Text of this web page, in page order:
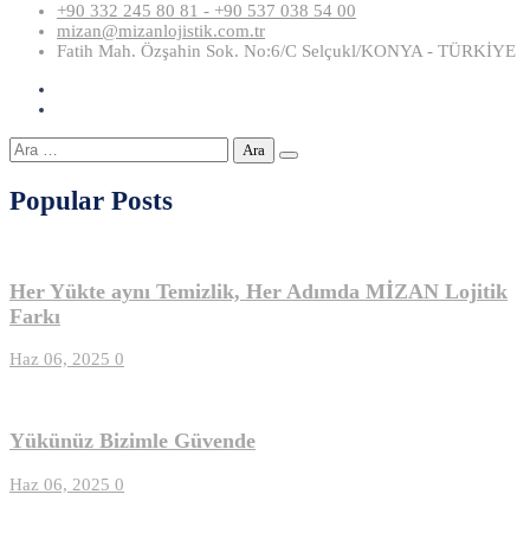
+90 332 245 80 81 - +90 537 038 54 00
mizan@mizanlojistik.com.tr
Fatih Mah. Özşahin Sok. No:6/C Selçukl/KONYA - TÜRKİYE
Arama:
Popular Posts
Her Yükte aynı Temizlik, Her Adımda MİZAN Lojitik
Farkı
Haz 06, 2025 0
Yükünüz Bizimle Güvende
Haz 06, 2025 0